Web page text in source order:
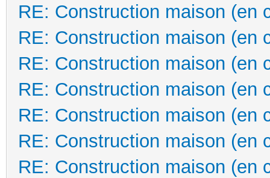
RE: Construction maison (en
RE: Construction maison (en
RE: Construction maison (en
RE: Construction maison (en
RE: Construction maison (en
RE: Construction maison (en
RE: Construction maison (en